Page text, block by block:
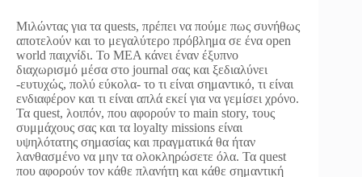
Μιλώντας για τα quests, πρέπει να πούμε πως συνήθως
αποτελούν και το μεγαλύτερο πρόβλημα σε ένα open
world παιχνίδι. Το MEA κάνει έναν έξυπνο
διαχωρισμό μέσα στο journal σας και ξεδιαλύνει
-ευτυχώς, πολύ εύκολα- το τι είναι σημαντικό, τι είναι
ενδιαφέρον και τι είναι απλά εκεί για να γεμίσει χρόνο.
Τα quest, λοιπόν, που αφορούν το main story, τους
συμμάχους σας και τα loyalty missions είναι
υψηλότατης σημασίας και πραγματικά θα ήταν
λανθασμένο να μην τα ολοκληρώσετε όλα. Τα quest
που αφορούν τον κάθε πλανήτη και κάθε σημαντική